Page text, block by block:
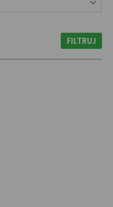
Filtruj